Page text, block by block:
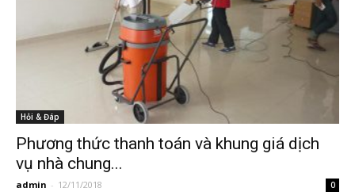
Hỏi & Đáp
Phương thức thanh toán và khung giá dịch
vụ nhà chung...
admin - 12/11/2018 0